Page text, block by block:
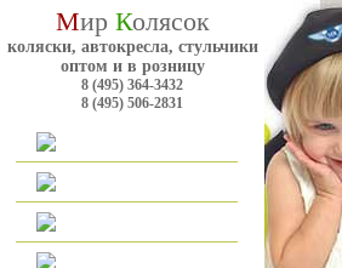
Мир Колясок
коляски, автокресла, стульчики
оптом и в розницу
8 (495) 364-3432
8 (495) 506-2831